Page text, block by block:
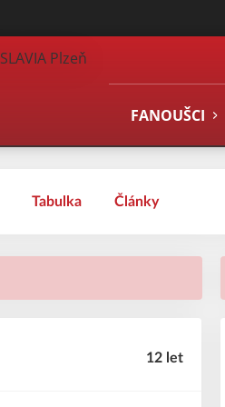
FANOUŠCI
Tabulka Články
12 let